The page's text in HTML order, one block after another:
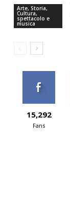
Arte, Storia,
Cultura,
spettacolo e
musica
15,292
Fans